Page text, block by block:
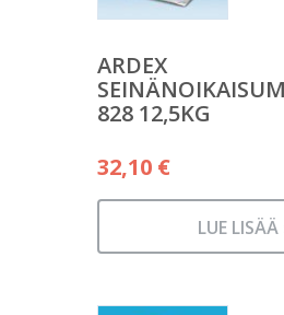
ARDEX
828 12,5KG
32,10 €
LUE LISÄÄ